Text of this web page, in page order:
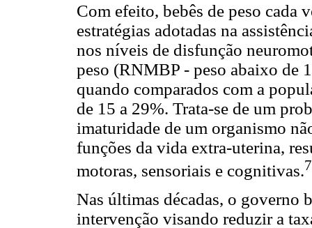
Com efeito, bebês de peso cada
estratégias adotadas na
nos níveis de disfunção
peso (RNMBP - peso abaixo de
quando comparados com a
de 15 a 29%. Trata-se de um
imaturidade de um organismo
funções da vida extra-uterina,
motoras, sensoriais e cognitivas.
Nas últimas décadas, o governo
intervenção visando reduzir a